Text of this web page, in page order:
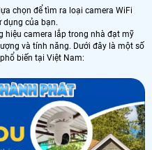
chọn để tìm ra loại camera WiFi
dụng của bạn.
hiệu camera lắp trong nhà đạt mỹ
và tính năng. Dưới đây là một số
biến tại Việt Nam: